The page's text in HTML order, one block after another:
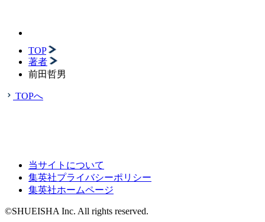
TOP
著者
前田哲男
TOPへ
当サイトについて
集英社プライバシーポリシー
集英社ホームページ
©SHUEISHA Inc. All rights reserved.